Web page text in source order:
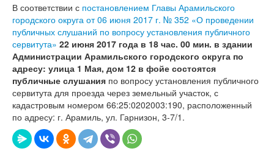
В соответствии с постановлением Главы Арамильского
городского округа от 06 июня 2017 г. № 352 «О проведении
публичных слушаний по вопросу установления публичного
сервитута» 22 июня 2017 года в 18 час. 00 мин. в здании
Администрации Арамильского городского округа по
адресу: улица 1 Мая, дом 12 в фойе состоятся
публичные слушания по вопросу установления публичного
сервитута для проезда через земельный участок, с
кадастровым номером 66:25:0202003:190, расположенный
по адресу: г. Арамиль, ул. Гарнизон, 3-7/1.